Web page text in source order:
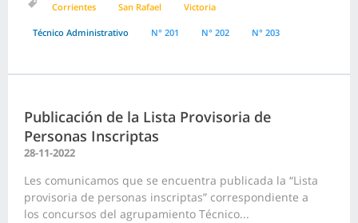
Corrientes San Rafael Victoria
Técnico Administrativo N° 201 N° 202 N° 203
Publicación de la Lista Provisoria de
Personas Inscriptas
28-11-2022
Les comunicamos que se encuentra publicada la “Lista
provisoria de personas inscriptas” correspondiente a
los concursos del agrupamiento Técnico...